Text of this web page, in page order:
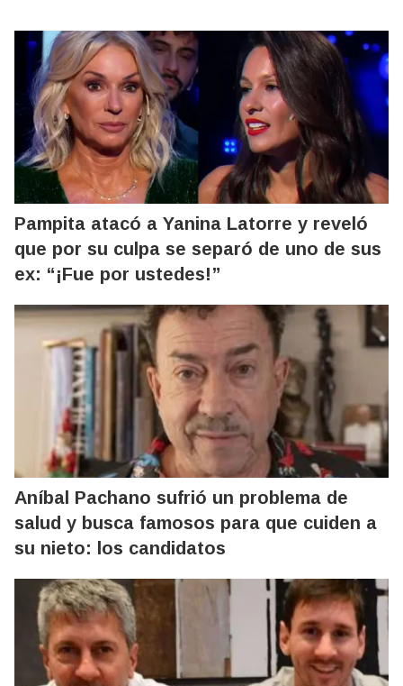
Pampita atacó a Yanina Latorre y reveló
que por su culpa se separó de uno de sus
ex: “¡Fue por ustedes!”
Aníbal Pachano sufrió un problema de
salud y busca famosos para que cuiden a
su nieto: los candidatos